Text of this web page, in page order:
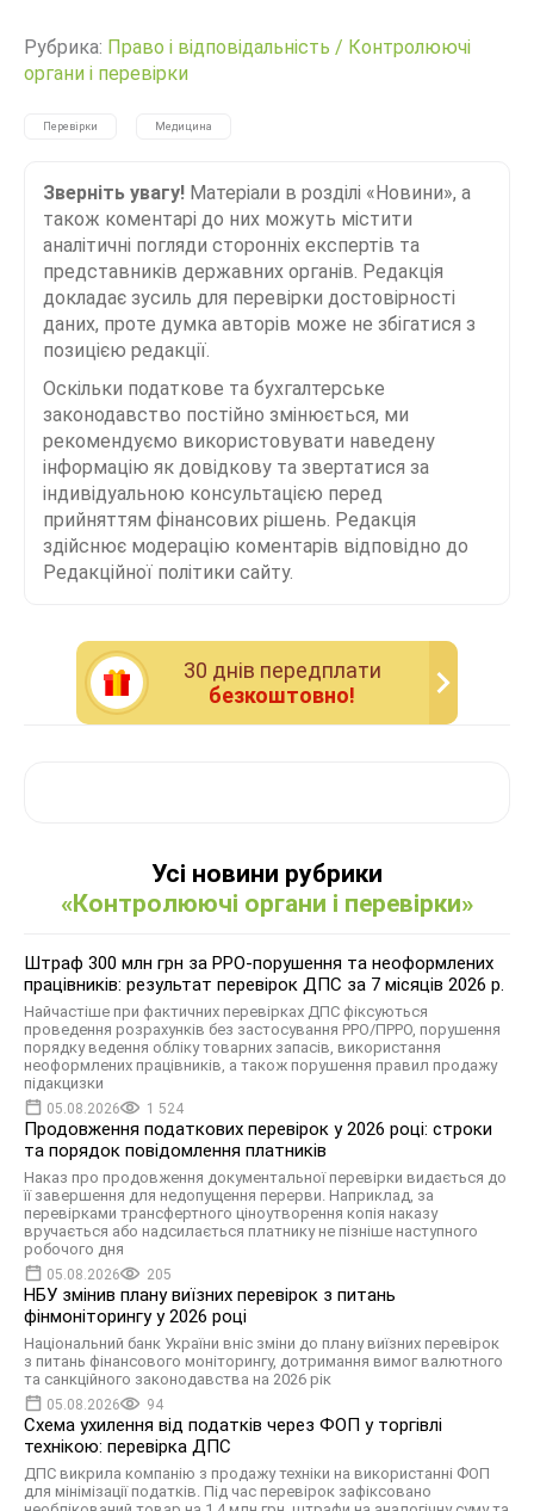
Рубрика: Право і відповідальність / Контролюючі
органи і перевірки
Перевірки Медицина
Зверніть увагу! Матеріали в розділі «Новини», а
також коментарі до них можуть містити
аналітичні погляди сторонніх експертів та
представників державних органів. Редакція
докладає зусиль для перевірки достовірності
даних, проте думка авторів може не збігатися з
позицією редакції.
Оскільки податкове та бухгалтерське
законодавство постійно змінюється, ми
рекомендуємо використовувати наведену
інформацію як довідкову та звертатися за
індивідуальною консультацією перед
прийняттям фінансових рішень. Редакція
здійснює модерацію коментарів відповідно до
Редакційної політики сайту.
30 днiв передплати
безкоштовно!
Усі новини рубрики
«Контролюючі органи і перевірки»
Штраф 300 млн грн за РРО-порушення та неоформлених
працівників: результат перевірок ДПС за 7 місяців 2026 р.
Найчастіше при фактичних перевірках ДПС фіксуються
проведення розрахунків без застосування РРО/ПРРО, порушення
порядку ведення обліку товарних запасів, використання
неоформлених працівників, а також порушення правил продажу
підакцизки
05.08.2026 1 524
Продовження податкових перевірок у 2026 році: строки
та порядок повідомлення платників
Наказ про продовження документальної перевірки видається до
її завершення для недопущення перерви. Наприклад, за
перевірками трансфертного ціноутворення копія наказу
вручається або надсилається платнику не пізніше наступного
робочого дня
05.08.2026 205
НБУ змінив плану виїзних перевірок з питань
фінмоніторингу у 2026 році
Національний банк України вніс зміни до плану виїзних перевірок
з питань фінансового моніторингу, дотримання вимог валютного
та санкційного законодавства на 2026 рік
05.08.2026 94
Схема ухилення від податків через ФОП у торгівлі
технікою: перевірка ДПС
ДПС викрила компанію з продажу техніки на використанні ФОП
для мінімізації податків. Під час перевірок зафіксовано